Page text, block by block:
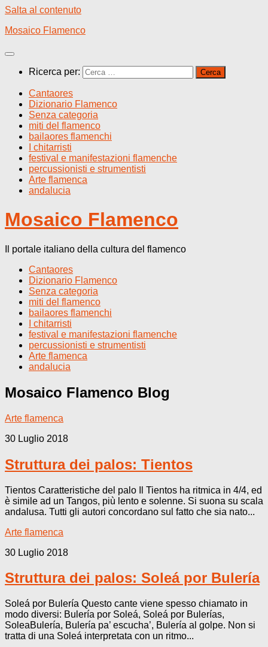
Salta al contenuto
Mosaico Flamenco
Ricerca per:
Cantaores
Dizionario Flamenco
Senza categoria
miti del flamenco
bailaores flamenchi
I chitarristi
festival e manifestazioni flamenche
percussionisti e strumentisti
Arte flamenca
andalucia
Mosaico Flamenco
Il portale italiano della cultura del flamenco
Cantaores
Dizionario Flamenco
Senza categoria
miti del flamenco
bailaores flamenchi
I chitarristi
festival e manifestazioni flamenche
percussionisti e strumentisti
Arte flamenca
andalucia
Mosaico Flamenco Blog
Arte flamenca
30 Luglio 2018
Struttura dei palos: Tientos
Tientos Caratteristiche del palo Il Tientos ha ritmica in 4/4, ed
è simile ad un Tangos, più lento e solenne. Si suona su scala
andalusa. Tutti gli autori concordano sul fatto che sia nato...
Arte flamenca
30 Luglio 2018
Struttura dei palos: Soleá por Bulería
Soleá por Bulería Questo cante viene spesso chiamato in
modo diversi: Bulería por Soleá, Soleá por Bulerías,
SoleaBulería, Bulería pa’ escucha’, Bulería al golpe. Non si
tratta di una Soleá interpretata con un ritmo...